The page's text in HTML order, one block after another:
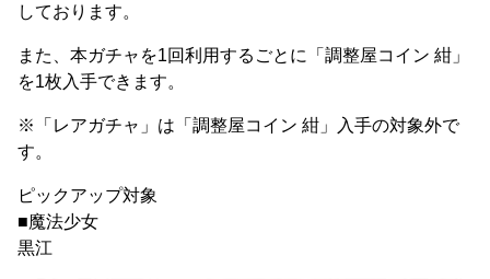
しております。
また、本ガチャを1回利用するごとに「調整屋コイン 紺」
を1枚入手できます。
※「レアガチャ」は「調整屋コイン 紺」入手の対象外で
す。
ピックアップ対象
■魔法少女
黒江